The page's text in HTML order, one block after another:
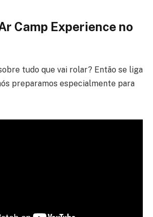
Camp Experience no
tudo que vai rolar? Então se liga
preparamos especialmente para